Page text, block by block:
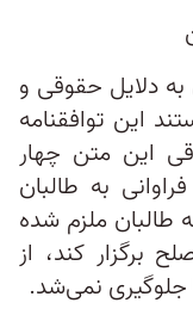
دلایل حقوقی و
این توافقنامه
این متن چهار
به طالبان
طالبان ملزم شده
برگزار کند، از
جلوگیری نمی‌‌شد.